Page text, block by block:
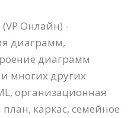
Онлайн) -
диаграмм,
диаграмм
многих других
организационная
каркас, семейное